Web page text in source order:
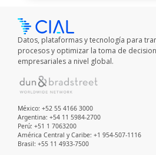
Datos, plataformas y tecnología para
procesos y optimizar la toma de
empresariales a nivel global.
México: +52 55 4166 3000
Argentina: +54 11 5984-2700
Perú: +51 1 7063200
América Central y Caribe: +1 954-507-1116
Brasil: +55 11 4933-7500